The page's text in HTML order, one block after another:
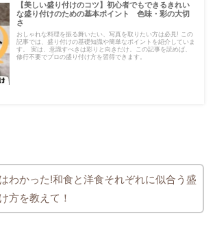
【美しい盛り付けのコツ】初心者でもできるきれい
な盛り付けのための基本ポイント 色味・彩の大切
さ
おしゃれな料理を振る舞いたい、写真を取りたい方は必見! この
記事では、盛り付けの基礎知識や簡単なポイントを紹介していま
す。 実は、意識すべきは彩りと向きだけ。この記事を読めば、
修行不要でプロの盛り付け方を習得できます。
わかった!和食と洋食それぞれに似合う盛
方を教えて！